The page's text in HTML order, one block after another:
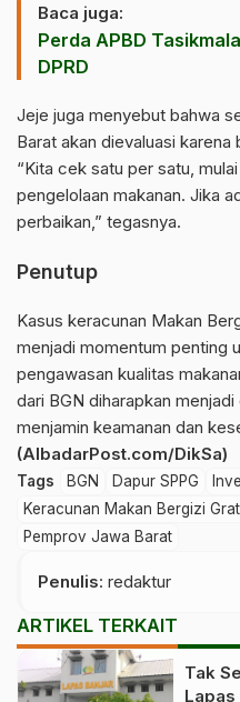
Baca juga:
Perda APBD
DPRD
Jeje juga menyebut bahwa
Barat akan dievaluasi
“Kita cek satu per satu,
pengelolaan makanan. Jika
perbaikan,” tegasnya.
Penutup
Kasus keracunan Makan
menjadi momentum penting
pengawasan kualitas
dari BGN diharapkan
menjamin keamanan dan
(AlbadarPost.com/DikSa)
Tags BGN Dapur SPPG
Keracunan Makan Bergizi
Pemprov Jawa Barat
Penulis: redaktur
ARTIKEL TERKAIT
Tak
Lapas